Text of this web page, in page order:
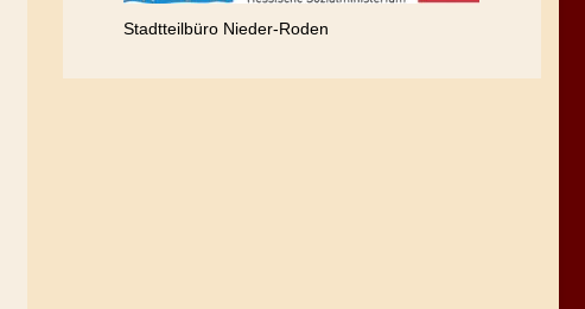
Stadtteilbüro Nieder-Roden